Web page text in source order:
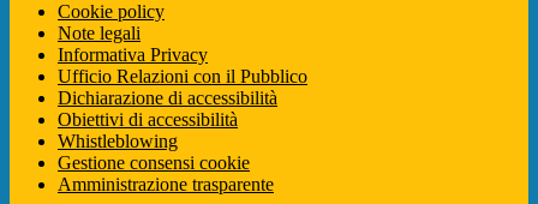
Cookie policy
Note legali
Informativa Privacy
Ufficio Relazioni con il Pubblico
Dichiarazione di accessibilità
Obiettivi di accessibilità
Whistleblowing
Gestione consensi cookie
Amministrazione trasparente